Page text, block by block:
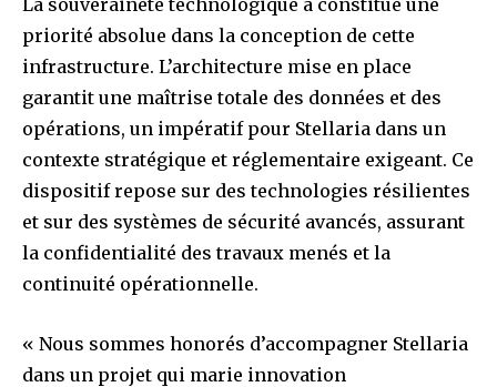
priorité absolue dans la conception de cette
infrastructure. L’architecture mise en place
garantit une maîtrise totale des données et des
opérations, un impératif pour Stellaria dans un
contexte stratégique et réglementaire exigeant. Ce
dispositif repose sur des technologies résilientes
et sur des systèmes de sécurité avancés, assurant
la confidentialité des travaux menés et la
continuité opérationnelle.
« Nous sommes honorés d’accompagner Stellaria
dans un projet qui marie innovation